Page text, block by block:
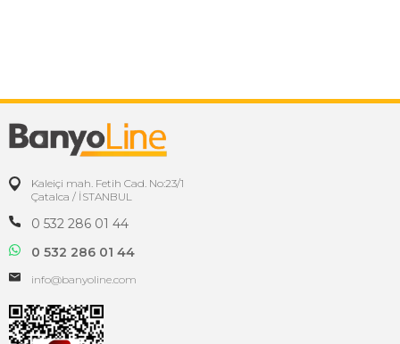
Kaleiçi mah. Fetih Cad. No:23/1
Çatalca / İSTANBUL
0 532 286 01 44
0 532 286 01 44
info@banyoline.com